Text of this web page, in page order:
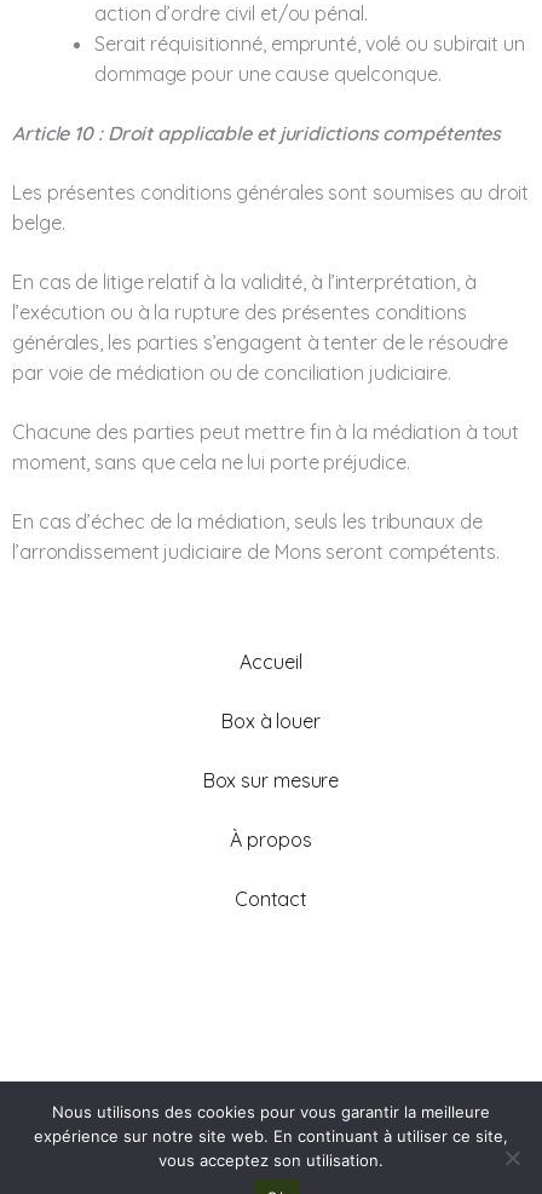
action d’ordre civil et/ou pénal.
Serait réquisitionné, emprunté, volé ou subirait un
dommage pour une cause quelconque.
Article 10 : Droit applicable et juridictions compétentes
Les présentes conditions générales sont soumises au droit
belge.
En cas de litige relatif à la validité, à l’interprétation, à
l’exécution ou à la rupture des présentes conditions
générales, les parties s’engagent à tenter de le résoudre
par voie de médiation ou de conciliation judiciaire.
Chacune des parties peut mettre fin à la médiation à tout
moment, sans que cela ne lui porte préjudice.
En cas d’échec de la médiation, seuls les tribunaux de
l’arrondissement judiciaire de Mons seront compétents.
Accueil
Box à louer
Box sur mesure
À propos
Contact
Mentions légales
Politique de confidentialité
Copyright © 2025
Nous utilisons des cookies pour vous garantir la meilleure
expérience sur notre site web. En continuant à utiliser ce site,
vous acceptez son utilisation.